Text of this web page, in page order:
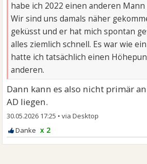
habe ich 2022 einen anderen
Wir sind uns damals näher
geküsst und er hat mich spontan
alles ziemlich schnell. Es war wie
hatte ich tatsächlich einen
anderen.
Dann kann es also nicht primär
AD liegen.
30.05.2026 17:25 •
x 2